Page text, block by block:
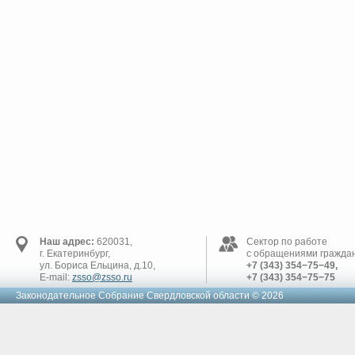
Наш адрес: 620031,
г. Екатеринбург,
ул. Бориса Ельцина, д.10,
E-mail: zsso@zsso.ru
Сектор по работе
с обращениями
+7 (343) 354−75−49,
+7 (343) 354−75−75
Законодательное Cобрание Свердловской области © 2026